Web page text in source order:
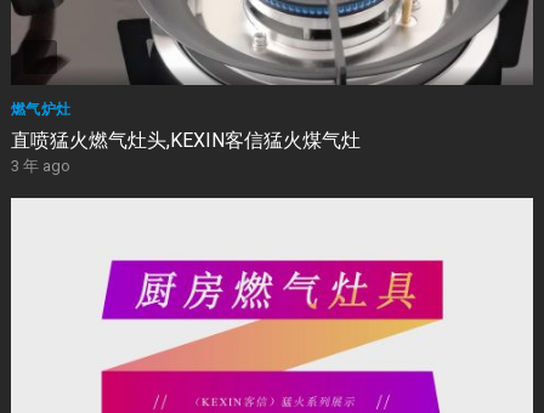
燃气炉灶
直喷猛火燃气灶头,KEXIN客信猛火煤气灶
3 年 ago